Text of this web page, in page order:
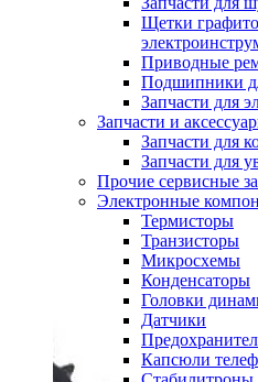
Щетки
Приводные
Подшипники
Запчасти для
Запчасти и
Запчасти для
Запчасти для
Прочие сервисные
Электронные
Термисторы
Транзисторы
Микросхемы
Конденсаторы
Головки
Датчики
Капсюли